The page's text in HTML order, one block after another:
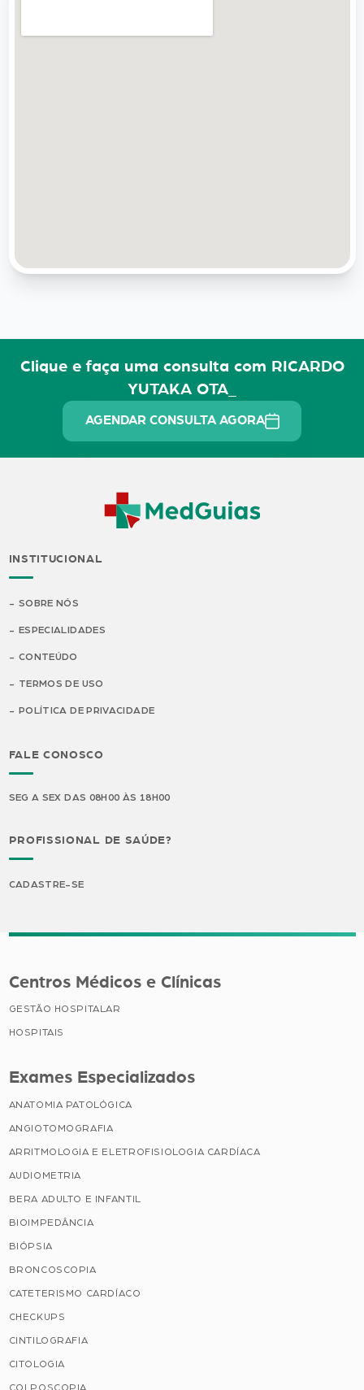
Clique e faça uma consulta com RICARDO
YUTAKA OTA_
AGENDAR CONSULTA AGORA
INSTITUCIONAL
SOBRE NÓS
ESPECIALIDADES
CONTEÚDO
TERMOS DE USO
POLÍTICA DE PRIVACIDADE
FALE CONOSCO
SEG A SEX DAS 08H00 ÀS 18H00
PROFISSIONAL DE SAÚDE?
CADASTRE-SE
Centros Médicos e Clínicas
GESTÃO HOSPITALAR
HOSPITAIS
Exames Especializados
ANATOMIA PATOLÓGICA
ANGIOTOMOGRAFIA
ARRITMOLOGIA E ELETROFISIOLOGIA CARDÍACA
AUDIOMETRIA
BERA ADULTO E INFANTIL
BIOIMPEDÂNCIA
BIÓPSIA
BRONCOSCOPIA
CATETERISMO CARDÍACO
CHECKUPS
CINTILOGRAFIA
CITOLOGIA
COLPOSCOPIA